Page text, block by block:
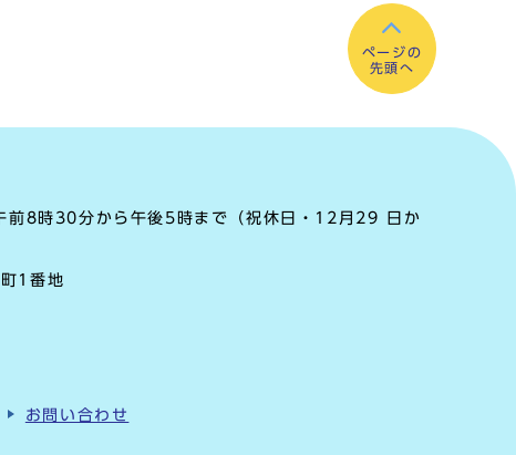
ページの
先頭へ
前8時30分から午後5時まで（祝休日・12月29 日か
1番地
お問い合わせ